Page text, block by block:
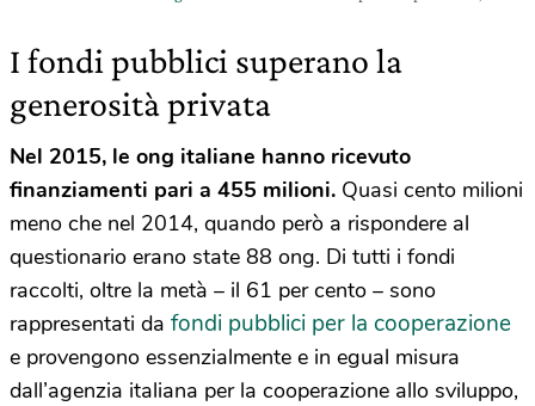
I fondi pubblici superano la
generosità privata
Nel 2015, le ong italiane hanno ricevuto
finanziamenti pari a 455 milioni. Quasi cento milioni
meno che nel 2014, quando però a rispondere al
questionario erano state 88 ong. Di tutti i fondi
raccolti, oltre la metà – il 61 per cento – sono
rappresentati da fondi pubblici per la cooperazione
e provengono essenzialmente e in egual misura
dall’agenzia italiana per la cooperazione allo sviluppo,